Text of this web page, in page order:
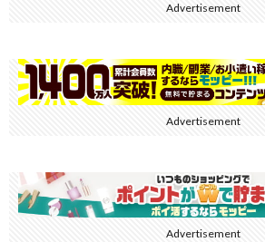
Advertisement
Advertisement
Advertisement